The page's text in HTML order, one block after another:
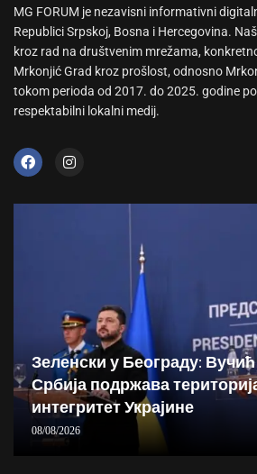
MG FORUM je nezavisni informativni
Republici Srpskoj, Bosna i Hercegovina.
kroz rad na društvenim mrežama,
Mrkonjić Grad kroz prošlost, odnosno
tokom perioda od 2017. do 2025. godine
respektabilni lokalni medij.
Зеленски у Београду:
Србија подржава
интегритет Украјине
08/08/2026